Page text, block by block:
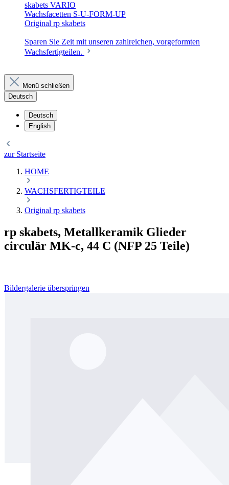
skabets VARIO
Wachsfacetten S-U-FORM-UP
Original rp skabets
Sparen Sie Zeit mit unseren zahlreichen, vorgeformten
Wachsfertigteilen.
Menü schließen
Deutsch
Deutsch
English
zur Startseite
HOME
WACHSFERTIGTEILE
Original rp skabets
rp skabets, Metallkeramik Glieder
circulär MK-c, 44 C (NFP 25 Teile)
Bildergalerie überspringen